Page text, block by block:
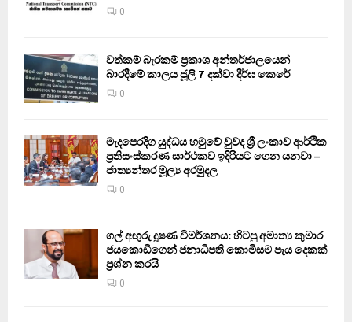
0
වත්කම් බැරකම් ප්‍රකාශ අන්තර්ජාලයෙන්
බාරදීමේ කාලය ජූලි 7 දක්වා දීර්ඝ කෙරේ
0
මැදපෙරදිග යුද්ධය හමුවේ වුවද ශ්‍රී ලංකාව ආර්ථික
ප්‍රතිසංස්කරණ සාර්ථකව ඉදිරියට ගෙන යනවා –
ජාත්‍යන්තර මූල්‍ය අරමුදල
0
ගල් අඟුරු දූෂණ විමර්ශනය: හිටපු අමාත්‍ය කුමාර
ජයකොඩිගෙන් ජනාධිපති කොමිසම පැය දෙකක්
ප්‍රශ්න කරයි
0